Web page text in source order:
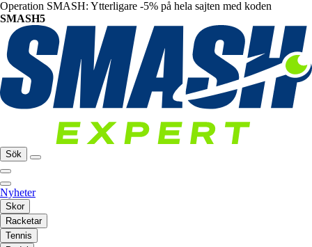
Operation SMASH: Ytterligare -5% på hela sajten med koden
SMASH5
Sök
Nyheter
Skor
Racketar
Tennis